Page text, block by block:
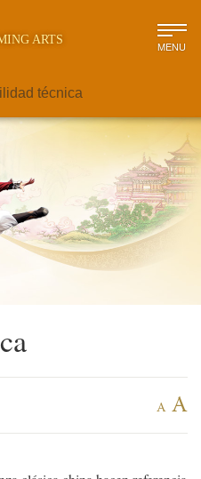
ARTS MENU
técnica
A A